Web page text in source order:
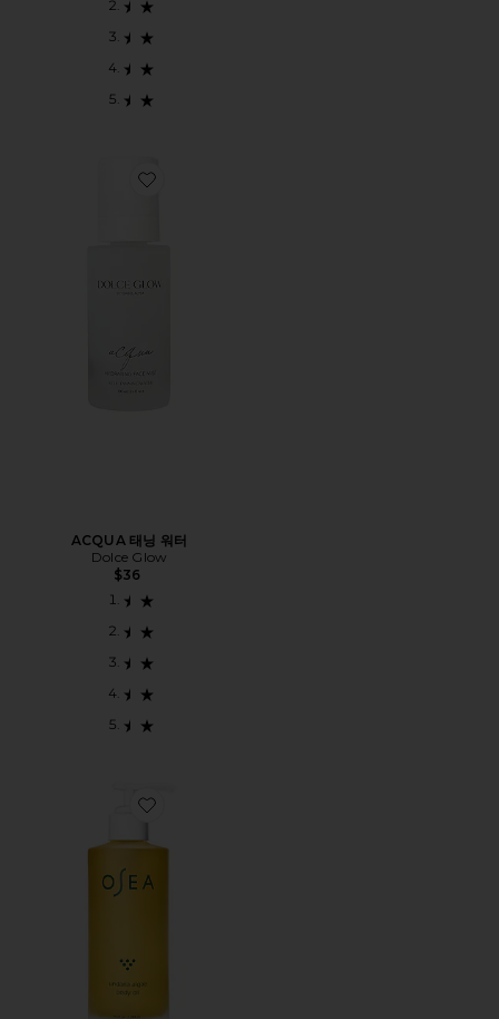
Favorite ACQUA 태닝 워터
ACQUA 태닝 워터
Dolce Glow
$36
Favorite UNDARIA ALGAE BODY OIL 운다리아 조류 바